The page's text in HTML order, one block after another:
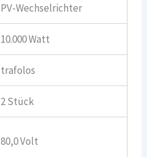
PV-Wechselrichter
10.000 Watt
trafolos
2 Stück
80,0 Volt